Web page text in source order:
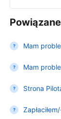
Mam
Mam
Strona